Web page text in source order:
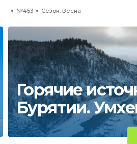
№453 Сезон: Весна
Горячие
Бурятии.